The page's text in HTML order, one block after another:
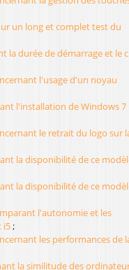
un long et complet test du
la durée de démarrage et le
l'usage d'un noyau
l'installation de Windows 7
le retrait du logo sur
la disponibilité de ce
la disponibilité de ce
l'autonomie et les
i5;
les performances de
la similitude des